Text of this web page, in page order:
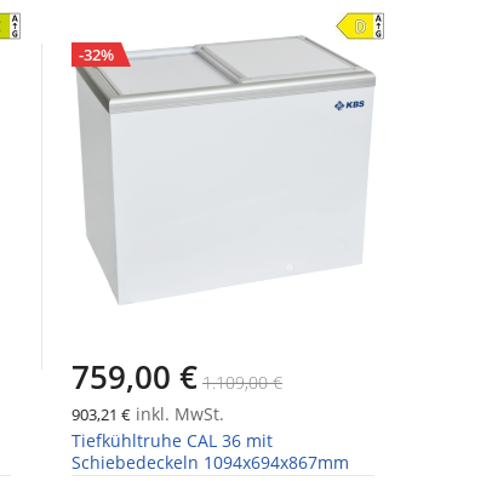
-32%
759,00 € 1.109,00 €
903,21 €inkl. MwSt.
Tiefkühltruhe CAL 36 mit
Schiebedeckeln 1094x694x867mm